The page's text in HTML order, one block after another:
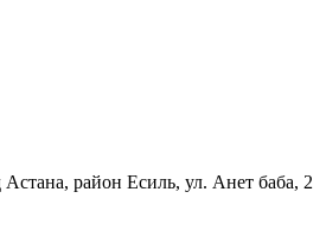
Астана, район Есиль, ул. Анет баба, 2